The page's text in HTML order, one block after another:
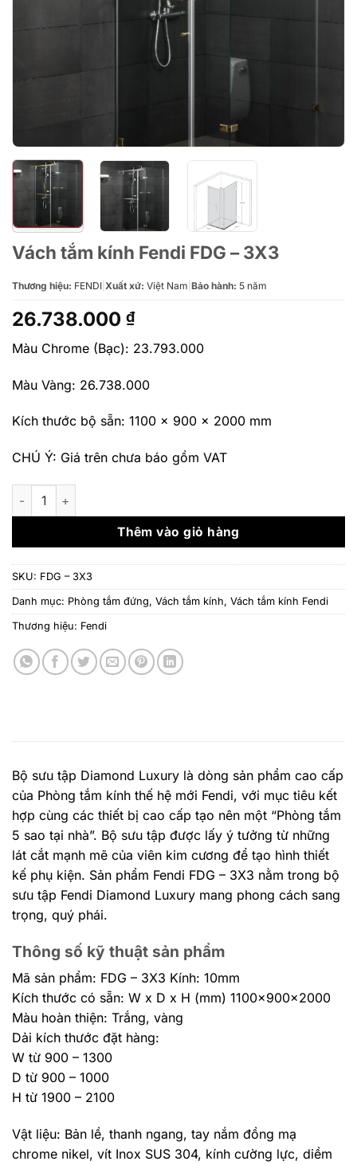
Vách tắm kính Fendi FDG – 3X3
Thương hiệu: FENDI Xuất xứ: Việt Nam Bảo hành: 5 năm
26.738.000 ₫
Màu Chrome (Bạc): 23.793.000
Màu Vàng: 26.738.000
Kích thước bộ sẵn: 1100 x 900 x 2000 mm
CHÚ Ý: Giá trên chưa báo gồm VAT
Vách tắm kính Fendi FDG – 3X3 số lượng
Thêm vào giỏ hàng
SKU: FDG – 3X3
Danh mục: Phòng tắm đứng, Vách tắm kính, Vách tắm kính Fendi
Thương hiệu: Fendi
Bộ sưu tập Diamond Luxury là dòng sản phẩm cao cấp
của Phòng tắm kính thế hệ mới Fendi, với mục tiêu kết
hợp cùng các thiết bị cao cấp tạo nên một “Phòng tắm
5 sao tại nhà”. Bộ sưu tập được lấy ý tưởng từ những
lát cắt mạnh mẽ của viên kim cương để tạo hình thiết
kế phụ kiện. Sản phẩm Fendi FDG – 3X3 nằm trong bộ
sưu tập Fendi Diamond Luxury mang phong cách sang
trọng, quý phái.
Thông số kỹ thuật sản phẩm
Mã sản phẩm: FDG – 3X3 Kính: 10mm
Kích thước có sẵn: W x D x H (mm) 1100x900x2000
Màu hoàn thiện: Trắng, vàng
Dải kích thước đặt hàng:
W từ 900 – 1300
D từ 900 – 1000
H từ 1900 – 2100
Vật liệu: Bản lề, thanh ngang, tay nắm đồng mạ
chrome nikel, vít Inox SUS 304, kính cường lực, diềm